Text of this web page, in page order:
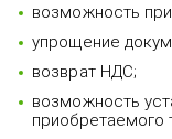
возможность
упрощение
возврат НДС;
возможность
приобретаемого